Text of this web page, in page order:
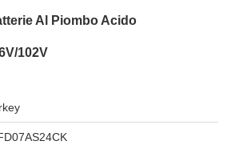
Al Piombo Acido
102V